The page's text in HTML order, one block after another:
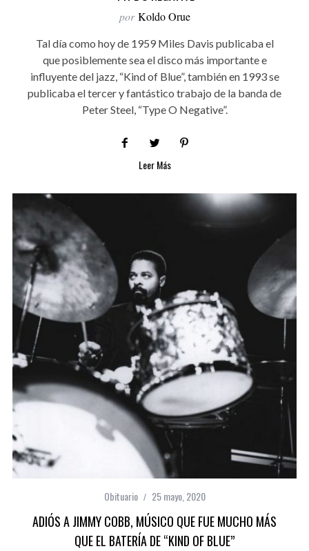
por Koldo Orue
Tal día como hoy de 1959 Miles Davis publicaba el
que posiblemente sea el disco más importante e
influyente del jazz, “Kind of Blue”, también en 1993 se
publicaba el tercer y fantástico trabajo de la banda de
Peter Steel, “Type O Negative”.
Leer Más
Obituario 25 mayo, 2020
ADIÓS A JIMMY COBB, MÚSICO QUE FUE MUCHO MÁS
QUE EL BATERÍA DE “KIND OF BLUE”